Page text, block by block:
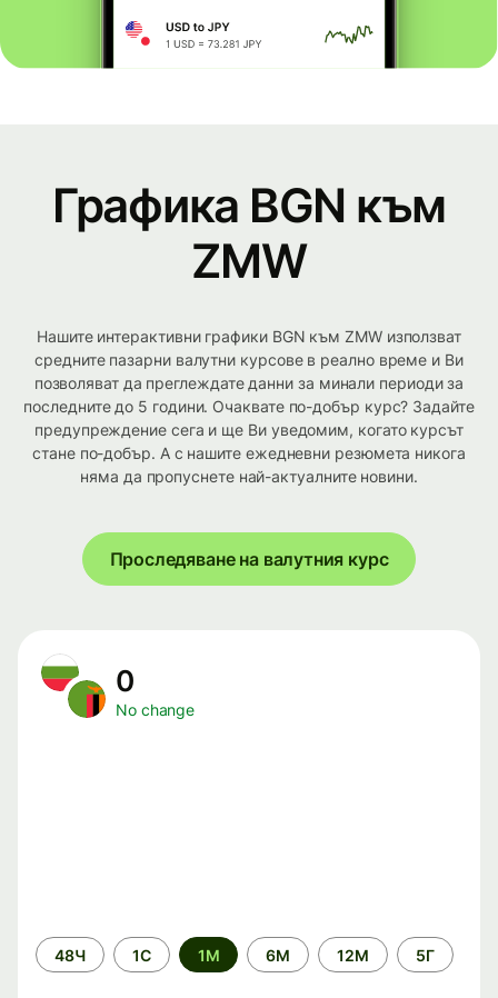
Графика BGN към
ZMW
Нашите интерактивни графики BGN към ZMW използват
средните пазарни валутни курсове в реално време и Ви
позволяват да преглеждате данни за минали периоди за
последните до 5 години. Очаквате по-добър курс? Задайте
предупреждение сега и ще Ви уведомим, когато курсът
стане по-добър. А с нашите ежедневни резюмета никога
няма да пропуснете най-актуалните новини.
Проследяване на валутния курс
0
No change
Time
period
48Ч 1С 1М 6М 12М 5Г